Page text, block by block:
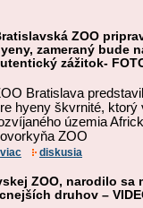
ZOO
zameraný bude
zážitok-
Bratislava
hyeny škvrnité,
územia
ZOO
viac diskusia
ZOO, narodilo sa
druhov –